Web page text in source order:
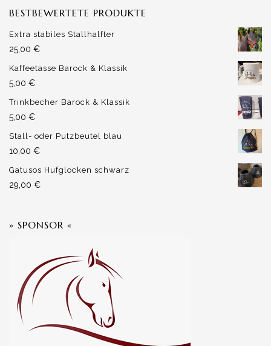
BESTBEWERTETE PRODUKTE
Extra stabiles Stallhalfter
25,00 €
Kaffeetasse Barock & Klassik
5,00 €
Trinkbecher Barock & Klassik
5,00 €
Stall- oder Putzbeutel blau
10,00 €
Gatusos Hufglocken schwarz
29,00 €
» SPONSOR «